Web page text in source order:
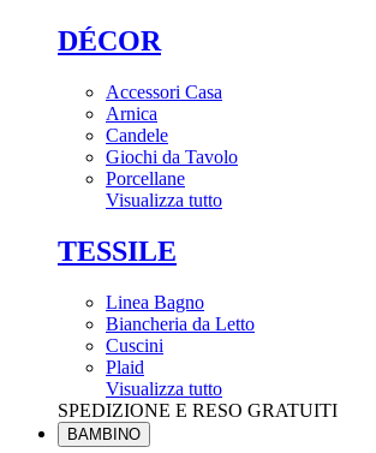
DÉCOR
Accessori Casa
Arnica
Candele
Giochi da Tavolo
Porcellane
Visualizza tutto
TESSILE
Linea Bagno
Biancheria da Letto
Cuscini
Plaid
Visualizza tutto
SPEDIZIONE E RESO GRATUITI
BAMBINO